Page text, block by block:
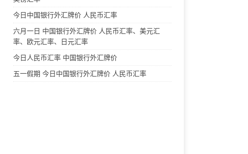
今日中国银行外汇牌价 人民币汇率
六月一日 中国银行外汇牌价 人民币汇率、美元汇
率、欧元汇率、日元汇率
今日人民币汇率 中国银行外汇牌价
五一假期 今日中国银行外汇牌价 人民币汇率